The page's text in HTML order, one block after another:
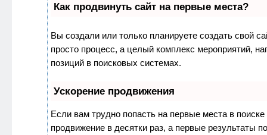
СТИЛЬ
ЖИЗНИ
ЭКОЛОГИЯ
КРАСОТА И
ЗДОРОВЬЕ
Как продвинуть сайт на первые места?
Вы создали или только планируете создать свой
просто процесс, а целый комплекс мероприятий,
позиций в поисковых системах.
Ускорение продвижения
Если вам трудно попасть на первые места в
продвижение в десятки раз, а первые результаты